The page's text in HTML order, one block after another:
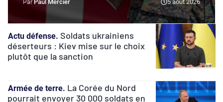
Paul Mercier 5 août 2026
Actu défense Soldats ukrainiens
déserteurs : Kiev mise sur le choix
plutôt que la sanction
Armée de terre La Corée du Nord
pourrait envoyer 30 000 soldats en